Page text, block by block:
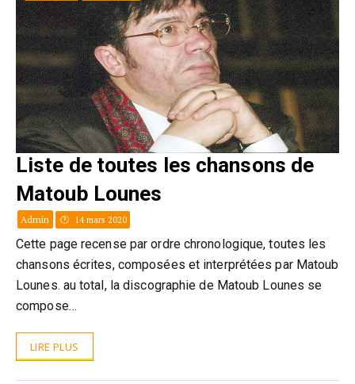
Liste de toutes les chansons de
Matoub Lounes
Admin 14 mars 2020
Cette page recense par ordre chronologique, toutes les
chansons écrites, composées et interprétées par Matoub
Lounes. au total, la discographie de Matoub Lounes se
compose…
LIRE PLUS